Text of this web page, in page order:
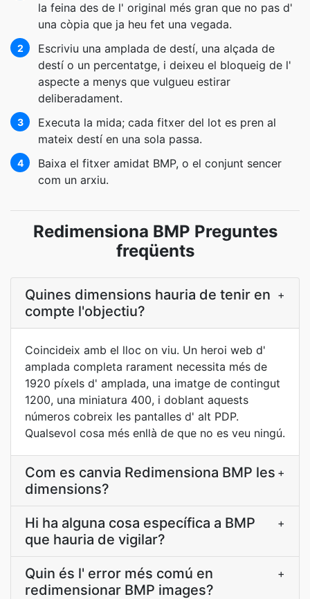
la feina des de l' original més gran que no pas d'
una còpia que ja heu fet una vegada.
2
Escriviu una amplada de destí, una alçada de
destí o un percentatge, i deixeu el bloqueig de l'
aspecte a menys que vulgueu estirar
deliberadament.
3
Executa la mida; cada fitxer del lot es pren al
mateix destí en una sola passa.
4
Baixa el fitxer amidat BMP, o el conjunt sencer
com un arxiu.
Redimensiona BMP Preguntes
freqüents
Quines dimensions hauria de tenir en
compte l'objectiu?
+
Coincideix amb el lloc on viu. Un heroi web d'
amplada completa rarament necessita més de
1920 píxels d' amplada, una imatge de contingut
1200, una miniatura 400, i doblant aquests
números cobreix les pantalles d' alt PDP.
Qualsevol cosa més enllà de que no es veu ningú.
Com es canvia Redimensiona BMP les
dimensions?
+
Hi ha alguna cosa específica a BMP
que hauria de vigilar?
+
Quin és l' error més comú en
redimensionar BMP images?
+